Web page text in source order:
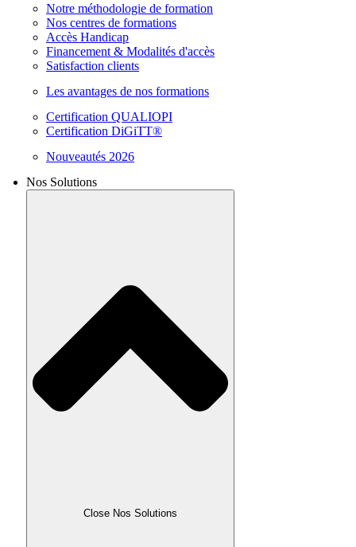
Notre méthodologie de formation
Nos centres de formations
Accès Handicap
Financement & Modalités d'accès
Satisfaction clients
Les avantages de nos formations
Certification QUALIOPI
Certification DiGiTT®
Nouveautés 2026
Nos Solutions
Close Nos Solutions